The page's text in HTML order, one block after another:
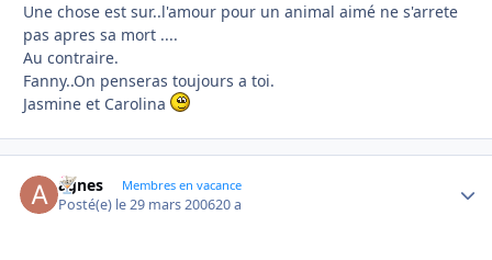
Une chose est sur..l'amour pour un animal aimé ne s'arrete
pas apres sa mort ....
Au contraire.
Fanny..On penseras toujours a toi.
Jasmine et Carolina
agnes Membres en vacance
Posté(e) le 29 mars 200620 a